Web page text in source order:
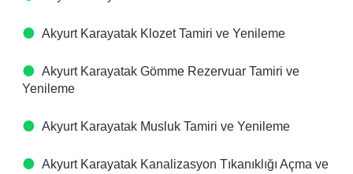
Akyurt Karayatak Klozet Tamiri ve Yenileme
Akyurt Karayatak Gömme Rezervuar Tamiri ve
Yenileme
Akyurt Karayatak Musluk Tamiri ve Yenileme
Akyurt Karayatak Kanalizasyon Tıkanıklığı Açma ve